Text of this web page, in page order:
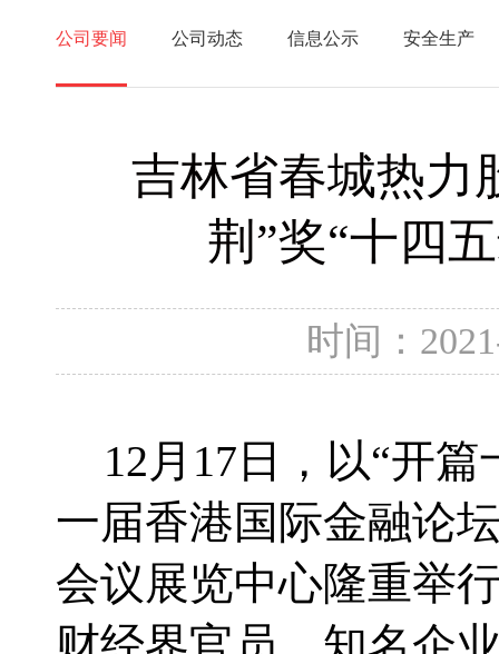
公司要闻 公司动态 信息公示 安全生产
吉林省春城热力
荆”奖“十四
时间：
12月 17 日，以“开
一届香港国际金融论
会议展览中心隆重举